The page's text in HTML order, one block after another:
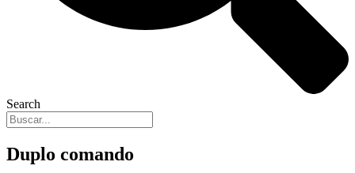
Search
Duplo comando